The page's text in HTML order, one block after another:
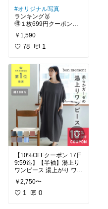
#オリジナル写真
ランキング🥇
🉐１枚699円クーポンチ
ェックしてください
ね！！！！！
ちょうど良いシアー感で
【期間限定：最安1枚699
円～！3枚購入クーポン
で】【年間ランキング7
位】 ロンT レイヤード シ
アー トップス tシャツ 長
袖 ハイネック クルーネッ
ク ボートネック サイドス
リット 重ね着 インナー
【シアーロングスリーブ
Tシャツ】シースルー UV
タンクトップがページ内
最安 #オリジナル写真 #
オリジナル写真
￥1,590
78 1
【10%OFFクーポン 17日
9:59迄】【半袖】湯上り
ワンピース 湯上がり ワン
ピース 湯上がり ガーゼ
ウェア ルームウェア バス
ローブ／湯上り ガーゼ ワ
￥2,750〜
1 0